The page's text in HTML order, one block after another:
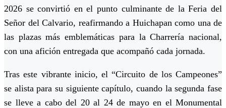
2026 se convirtió en el punto culminante de la Feria del
Señor del Calvario, reafirmando a Huichapan como una de
las plazas más emblemáticas para la Charrería nacional,
con una afición entregada que acompañó cada jornada.
Tras este vibrante inicio, el “Circuito de los Campeones”
se alista para su siguiente capítulo, cuando la segunda fase
se lleve a cabo del 20 al 24 de mayo en el Monumental